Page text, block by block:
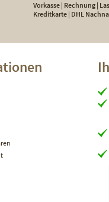
Vorkasse | Rechnung |
Kreditkarte | DHL